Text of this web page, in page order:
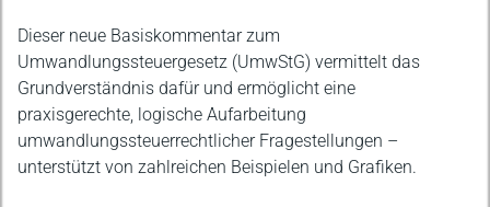
Dieser neue Basiskommentar zum
Umwandlungssteuergesetz (UmwStG) vermittelt das
Grundverständnis dafür und ermöglicht eine
praxisgerechte, logische Aufarbeitung
umwandlungssteuerrechtlicher Fragestellungen –
unterstützt von zahlreichen Beispielen und Grafiken.